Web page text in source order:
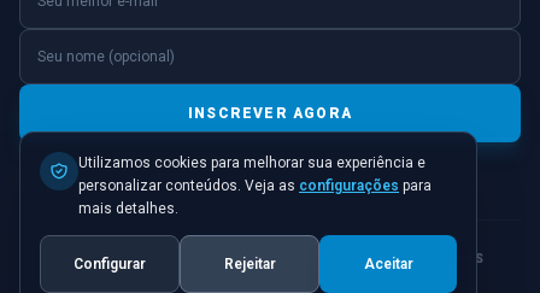
INSCREVER AGORA
© 2026 JORNAL PONTO INICIAL. TODOS OS DIREITOS
RESERVADOS.
Utilizamos cookies para melhorar sua experiência e
personalizar conteúdos. Veja as configurações para
mais detalhes.
Configurar Rejeitar Aceitar